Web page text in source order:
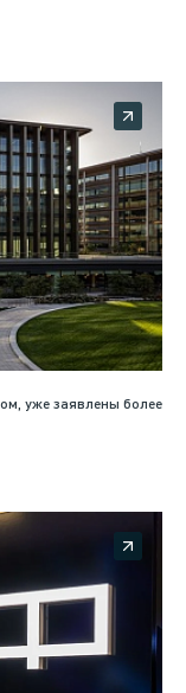
уже заявлены более